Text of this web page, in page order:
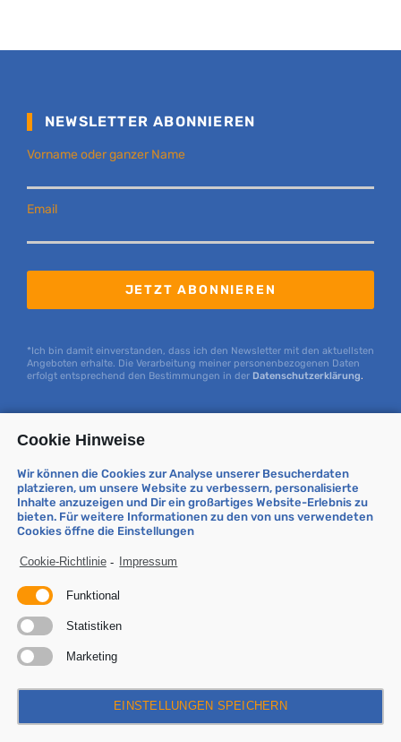
AKTUELLES
Was sind M2M Multinetz SIM-Karte für IoT -
Brauner Telecom
Anwendungen
SimHERO SIM-Karte, die PrePaid Multinetz SIM
NEWSLETTER ABONNIEREN
Vorname oder ganzer Name
Email
*Ich bin damit einverstanden, dass ich den Newsletter mit den aktuellsten
Angeboten erhalte. Die Verarbeitung meiner personenbezogenen Daten
erfolgt entsprechend den Bestimmungen in der Datenschutzerklärung.
Cookie Hinweise
Wir können die Cookies zur Analyse unserer Besucherdaten
platzieren, um unsere Website zu verbessern, personalisierte
Inhalte anzuzeigen und Dir ein großartiges Website-Erlebnis zu
bieten. Für weitere Informationen zu den von uns verwendeten
Cookies öffne die Einstellungen
Cookie-Richtlinie- Impressum
Funktional
Statistiken
Marketing
EINSTELLUNGEN SPEICHERN